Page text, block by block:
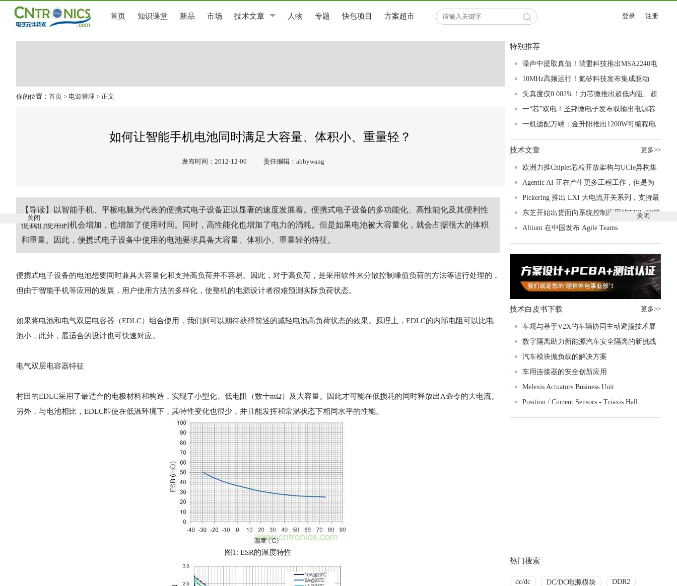
首页 知识课堂 新品 市场 技术文章 人物 专题 快包项目 方案超市 登录 注册
你的位置： 首页 > 电源管理 > 正文
如何让智能手机电池同时满足大容量、体积小、重量轻？
发布时间：2012-12-06 责任编辑：abbywang
【导读】以智能手机、平板电脑为代表的便携式电子设备正以显著的速度发展着。便携式电子设备的多功能化、高性能化及其便利性
使我们使用的机会增加，也增加了使用时间。同时，高性能化也增加了电力的消耗。但是如果电池被大容量化，就会占据很大的体积
和重量。因此，便携式电子设备中使用的电池要求具备大容量、体积小、重量轻的特征。
便携式电子设备的电池想要同时兼具大容量化和支持高负荷并不容易。因此，对于高负荷，是采用软件来分散控制峰值负荷的方法等进行处理的，
但由于智能手机等应用的发展，用户使用方法的多样化，使整机的电源设计者很难预测实际负荷状态。
如果将电池和电气双层电容器 （EDLC）组合使用，我们则可以期待获得前述的减轻电池高负荷状态的效果。原理上，EDLC的内部电阻可以比电
池小，此外，最适合的设计也可快速对应。
电气双层电容器特征
村田的EDLC采用了最适合的电极材料和构造，实现了小型化、低电阻（数十mΩ）及大容量。因此才可能在低损耗的同时释放出A命令的大电流。
另外，与电池相比，EDLC即使在低温环境下，其特性变化也很少，并且能发挥和常温状态下相同水平的性能。
图1: ESR的温度特性
特别推荐
噪声中提取真值！瑞盟科技推出MSA2240电
流检测芯片赋能多元高端测量场景
10MHz高频运行！氮矽科技发布集成驱动
GaN芯片，助力电源能效再攀新高
失真度仅0.002%！力芯微推出超低内阻、超
低失真4PST模拟开关
一“芯”双电！圣邦微电子发布双输出电源芯
片，简化AFE与音频设计
一机适配万端：金升阳推出1200W可编程电
源，赋能高端装备制造
技术文章 更多>>
欧洲力推Chiplet芯粒开放架构与UCIe异构集
成以加速其汽车产业生态智能化进程
Agentic AI 正在产生更多工程工作，但是为
什么系统开发进展并没有更快？
Pickering 推出 LXI 大电流开关系列，支持最
高 80A、300V 信号
东芝开始出货面向系统控制应用的TXZ+™族
入门级M4V组
Altium 在中国发布 Agile Teams
技术白皮书下载 更多>>
车规与基于V2X的车辆协同主动避撞技术展
望
数字隔离助力新能源汽车安全隔离的新挑战
汽车模块抛负载的解决方案
车用连接器的安全创新应用
Melexis Actuators Business Unit
Position / Current Sensors - Triaxis Hall
热门搜索
dc/dc DC/DC电源模块 DDR2
关闭 关闭